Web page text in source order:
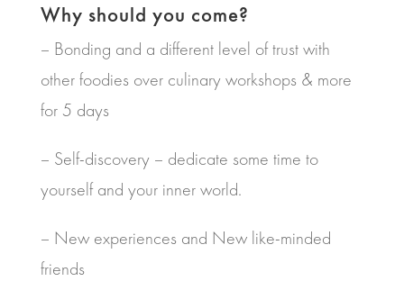
Why should you come?
– Bonding and a different level of trust with
other foodies over culinary workshops & more
for 5 days
– Self-discovery – dedicate some time to
yourself and your inner world.
– New experiences and New like-minded
friends